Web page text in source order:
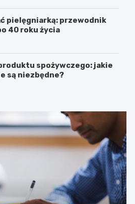
pielęgniarką: przewodnik
40 roku życia
spożywczego: jakie
są niezbędne?